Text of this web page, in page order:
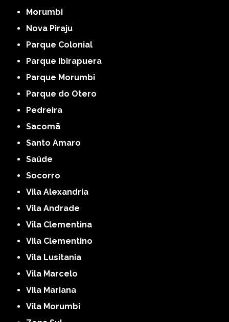
Morumbi
Nova Piraju
Parque Colonial
Parque Ibirapuera
Parque Morumbi
Parque do Otero
Pedreira
Sacomã
Santo Amaro
Saúde
Socorro
Vila Alexandria
Vila Andrade
Vila Clementina
Vila Clementino
Vila Lusitania
Vila Marcelo
Vila Mariana
Vila Morumbi